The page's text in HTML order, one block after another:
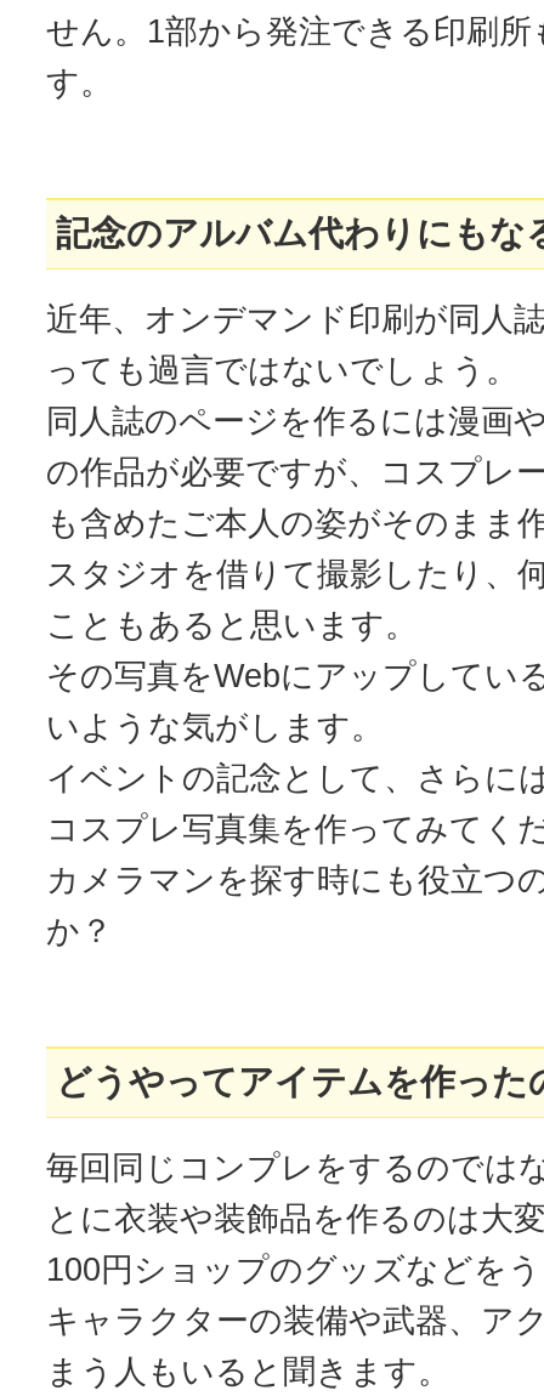
せん。1部から発注できる印刷
す。
記念のアルバム代わりにもな
近年、オンデマンド印刷が同人
っても過言ではないでしょう。
同人誌のページを作るには漫画
の作品が必要ですが、コスプレ
も含めたご本人の姿がそのまま
スタジオを借りて撮影したり、
こともあると思います。
その写真をWebにアップしてい
いような気がします。
イベントの記念として、さらに
コスプレ写真集を作ってみてく
カメラマンを探す時にも役立つ
か？
どうやってアイテムを作った
毎回同じコンプレをするのでは
とに衣装や装飾品を作るのは大
100円ショップのグッズなどを
キャラクターの装備や武器、ア
まう人もいると聞きます。